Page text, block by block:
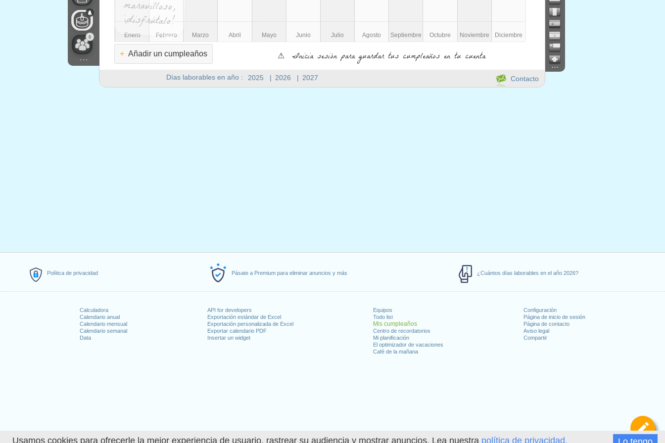
Usamos cookies para ofrecerle la mejor experiencia de usuario, rastrear su audiencia y mostrar anuncios. Lea nuestra política de privacidad.
Política de privacidad Pásate a Premium para eliminar anuncios y más ¿Cuántos días laborables en el año 2026?
Calculadora
Calendario anual
Calendario mensual
Calendario semanal
Data
API for developers
Exportación estándar de Excel
Exportación personalizada de Excel
Exportar calendario PDF
Insertar un widget
Equipos
Todo list
Mis cumpleaños
Centro de recordatorios
Mi planificación
El optimizador de vacaciones
Café de la mañana
Configuración
Página de inicio de sesión
Página de contacto
Aviso legal
Compartir
0
...
Días laborables en año : 2025 | 2026 | 2027
...
Contacto
¡disfrútalo!
Enero Febrero Marzo Abril Mayo Junio Julio Agosto Septiembre Octubre Noviembre Diciembre
+ Añadir un cumpleaños ⚠ Inicia sesión para guardar tus cumpleaños en tu cuenta